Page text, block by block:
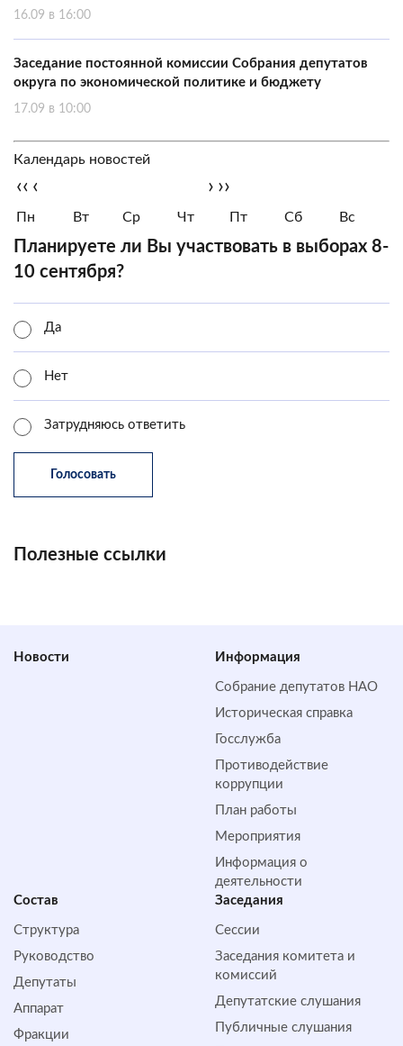
16.09 в 16:00
Заседание постоянной комиссии Собрания депутатов
округа по экономической политике и бюджету
17.09 в 10:00
Календарь новостей
‹‹ ‹ › ››
Пн Вт Ср Чт Пт Сб Вс
Планируете ли Вы участвовать в выборах 8-
10 сентября?
Да
Нет
Затрудняюсь ответить
Полезные ссылки
Новости Информация
Собрание депутатов НАО
Историческая справка
Госслужба
Противодействие
коррупции
План работы
Мероприятия
Информация о
деятельности
Состав
Структура
Руководство
Депутаты
Аппарат
Фракции
Заседания
Сессии
Заседания комитета и
комиссий
Депутатские слушания
Публичные слушания